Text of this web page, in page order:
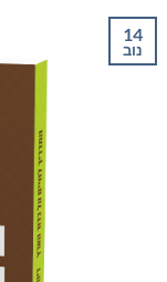
14
נוב